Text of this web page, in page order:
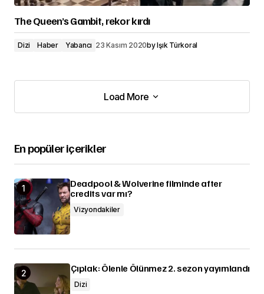
The Queen’s Gambit, rekor kırdı
Dizi Haber Yabancı 23 Kasım 2020byIşık Türkoral
Load More
Load More
En popüler içerikler
Deadpool & Wolverine filminde after
credits var mı?
Vizyondakiler
Çıplak: Ölenle Ölünmez 2. sezon yayımlandı
Dizi